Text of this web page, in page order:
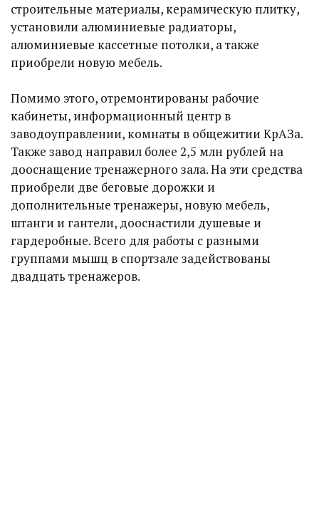
строительные материалы, керамическую плитку,
установили алюминиевые радиаторы,
алюминиевые кассетные потолки, а также
приобрели новую мебель.
Помимо этого, отремонтированы рабочие
кабинеты, информационный центр в
заводоуправлении, комнаты в общежитии КрАЗа.
Также завод направил более 2,5 млн рублей на
дооснащение тренажерного зала. На эти средства
приобрели две беговые дорожки и
дополнительные тренажеры, новую мебель,
штанги и гантели, дооснастили душевые и
гардеробные. Всего для работы с разными
группами мышц в спортзале задействованы
двадцать тренажеров.